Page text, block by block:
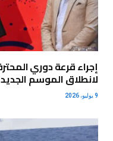
لانطلاق الموسم الجديد
9 يوليو، 2026